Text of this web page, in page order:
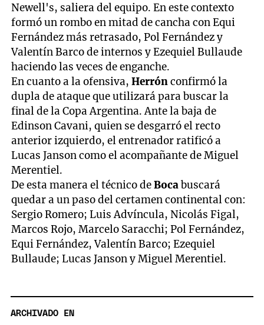
Newell's, saliera del equipo. En este contexto
formó un rombo en mitad de cancha con Equi
Fernández más retrasado, Pol Fernández y
Valentín Barco de internos y Ezequiel Bullaude
haciendo las veces de enganche.
En cuanto a la ofensiva,Herrónconfirmó la
dupla de ataque que utilizará para buscar la
final de la Copa Argentina. Ante la baja de
Edinson Cavani, quien se desgarró el recto
anterior izquierdo, el entrenador ratificó a
Lucas Janson como el acompañante de Miguel
Merentiel.
De esta manera el técnico deBocabuscará
quedar a un paso del certamen continental con:
Sergio Romero; Luis Advíncula, Nicolás Figal,
Marcos Rojo, Marcelo Saracchi; Pol Fernández,
Equi Fernández, Valentín Barco; Ezequiel
Bullaude; Lucas Janson y Miguel Merentiel.
ARCHIVADO EN